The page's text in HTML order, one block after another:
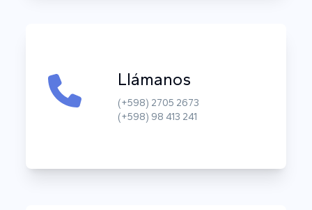
Llámanos
(+598) 2705 2673
(+598) 98 413 241